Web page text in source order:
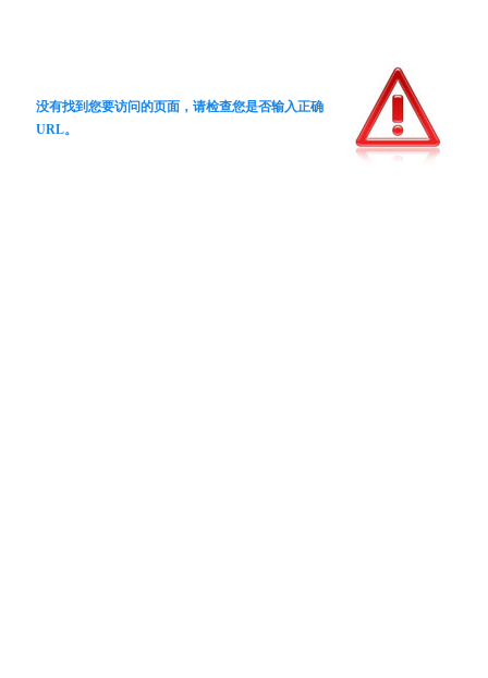
没有找到您要访问的页面，请检查您是否输入正确
URL。